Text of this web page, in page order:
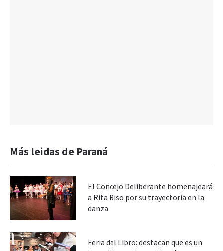
Más leidas de Paraná
El Concejo Deliberante homenajeará
a Rita Riso por su trayectoria en la
danza
Feria del Libro: destacan que es un